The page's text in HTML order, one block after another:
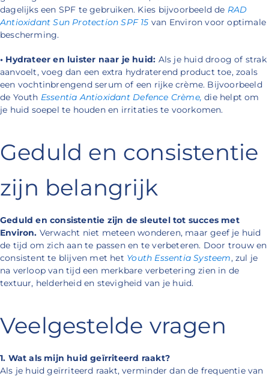
dagelijks een SPF te gebruiken. Kies bijvoorbeeld de RAD
Antioxidant Sun Protection SPF 15 van Environ voor optimale
bescherming.
• Hydrateer en luister naar je huid: Als je huid droog of strak
aanvoelt, voeg dan een extra hydraterend product toe, zoals
een vochtinbrengend serum of een rijke crème. Bijvoorbeeld
de Youth Essentia Antioxidant Defence Crème, die helpt om
je huid soepel te houden en irritaties te voorkomen.
Geduld en consistentie
zijn belangrijk
Geduld en consistentie zijn de sleutel tot succes met
Environ. Verwacht niet meteen wonderen, maar geef je huid
de tijd om zich aan te passen en te verbeteren. Door trouw en
consistent te blijven met het Youth Essentia Systeem, zul je
na verloop van tijd een merkbare verbetering zien in de
textuur, helderheid en stevigheid van je huid.
Veelgestelde vragen
1. Wat als mijn huid geïrriteerd raakt?
Als je huid geïrriteerd raakt, verminder dan de frequentie van